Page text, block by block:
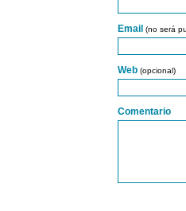
Email (no será
Web (opcional)
Comentario